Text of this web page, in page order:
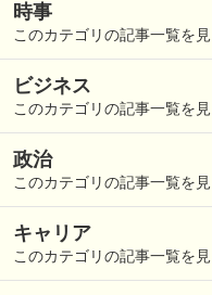
時事
このカテゴリの記事一覧を見
ビジネス
このカテゴリの記事一覧を見
政治
このカテゴリの記事一覧を見
キャリア
このカテゴリの記事一覧を見